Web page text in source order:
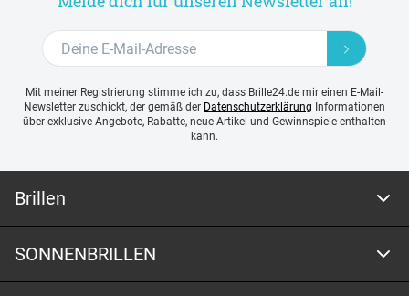
Mit meiner Registrierung stimme ich zu, dass Brille24.de mir einen E-Mail-
Newsletter zuschickt, der gemäß der Datenschutzerklärung Informationen
über exklusive Angebote, Rabatte, neue Artikel und Gewinnspiele enthalten
kann.
Brillen
SONNENBRILLEN